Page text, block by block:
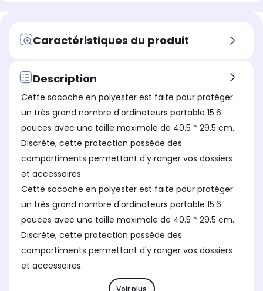
Caractéristiques du produit
Description
Cette sacoche en polyester est faite pour protéger
un très grand nombre d'ordinateurs portable 15.6
pouces avec une taille maximale de 40.5 * 29.5 cm.
Discrète, cette protection possède des
compartiments permettant d'y ranger vos dossiers
et accessoires.
Cette sacoche en polyester est faite pour protéger
un très grand nombre d'ordinateurs portable 15.6
pouces avec une taille maximale de 40.5 * 29.5 cm.
Discrète, cette protection possède des
compartiments permettant d'y ranger vos dossiers
et accessoires.
Voir plus